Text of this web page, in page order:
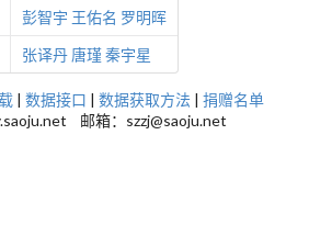
彭智宇 王佑名 罗明晖
张译丹 唐瑾秦宇星
| 数据接口 | 数据获取方法 | 捐赠名单
邮箱：szzj@saoju.net